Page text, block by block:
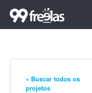
« Buscar todos os
projetos